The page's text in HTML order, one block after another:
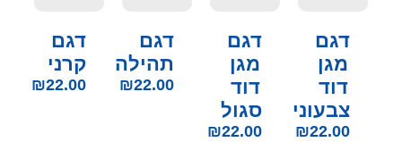
דגם
מגן
דוד
צבעוני
₪22.00
דגם
מגן
דוד
סגול
₪22.00
דגם
תהילה
₪22.00
דגם
קרני
₪22.00